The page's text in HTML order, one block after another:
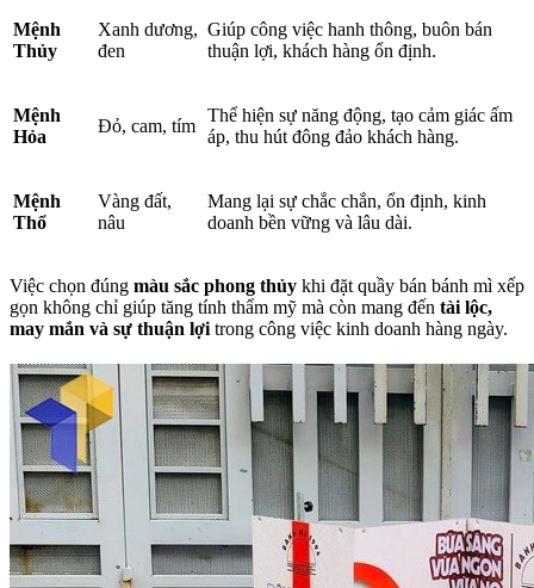
Mệnh
Thủy
Xanh dương,
đen
Giúp công việc hanh thông, buôn bán
thuận lợi, khách hàng ổn định.
Mệnh
Hỏa
Đỏ, cam, tím
Thể hiện sự năng động, tạo cảm giác ấm
áp, thu hút đông đảo khách hàng.
Mệnh
Thổ
Vàng đất,
nâu
Mang lại sự chắc chắn, ổn định, kinh
doanh bền vững và lâu dài.
Việc chọn đúng màu sắc phong thủy khi đặt quầy bán bánh mì xếp
gọn không chỉ giúp tăng tính thẩm mỹ mà còn mang đến tài lộc,
may mắn và sự thuận lợi trong công việc kinh doanh hàng ngày.